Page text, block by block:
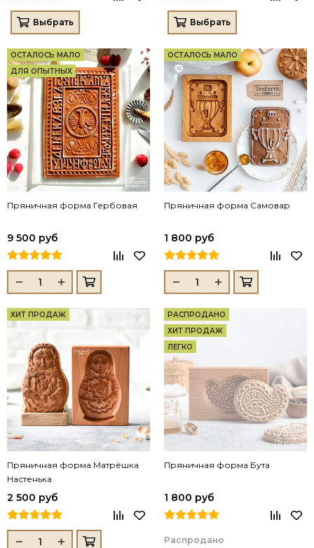
Выбрать Выбрать
ОСТАЛОСЬ МАЛО
ДЛЯ ОПЫТНЫХ
Пряничная форма Гербовая
9 500 руб
ОСТАЛОСЬ МАЛО
Пряничная форма Самовар
1 800 руб
ХИТ ПРОДАЖ
Пряничная форма Матрёшка
Настенька
2 500 руб
РАСПРОДАНО
ХИТ ПРОДАЖ
ЛЕГКО
Пряничная форма Бута
1 800 руб
Распродано